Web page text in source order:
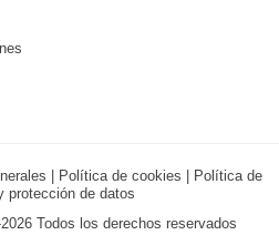
Política de cookies
Política de
protección de datos
Todos los derechos reservados